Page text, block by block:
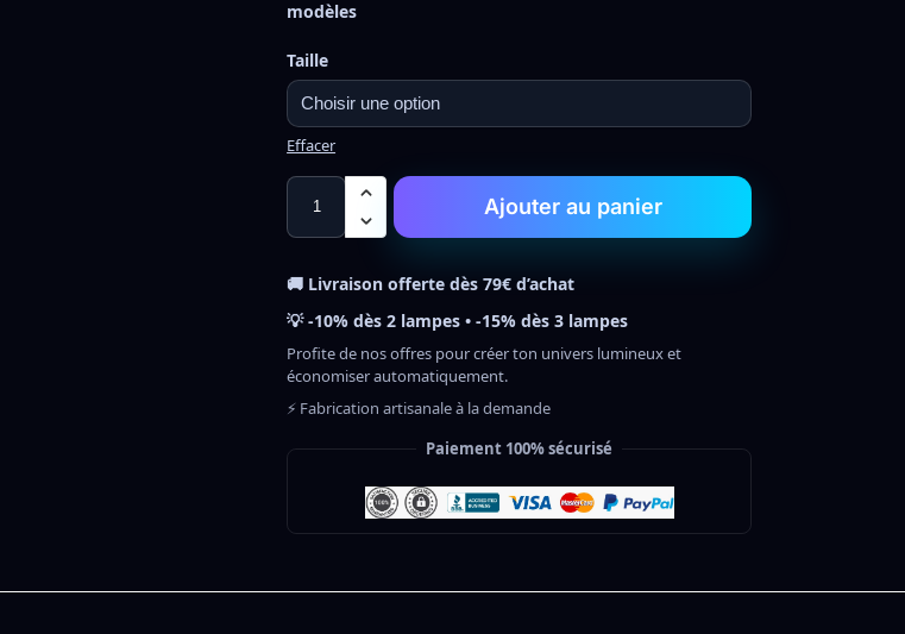
modèles
Taille
Effacer
Ajouter au panier
🚚 Livraison offerte dès 79€ d’achat
💡 -10% dès 2 lampes • -15% dès 3 lampes
Profite de nos offres pour créer ton univers lumineux et
économiser automatiquement.
⚡ Fabrication artisanale à la demande
Paiement 100% sécurisé